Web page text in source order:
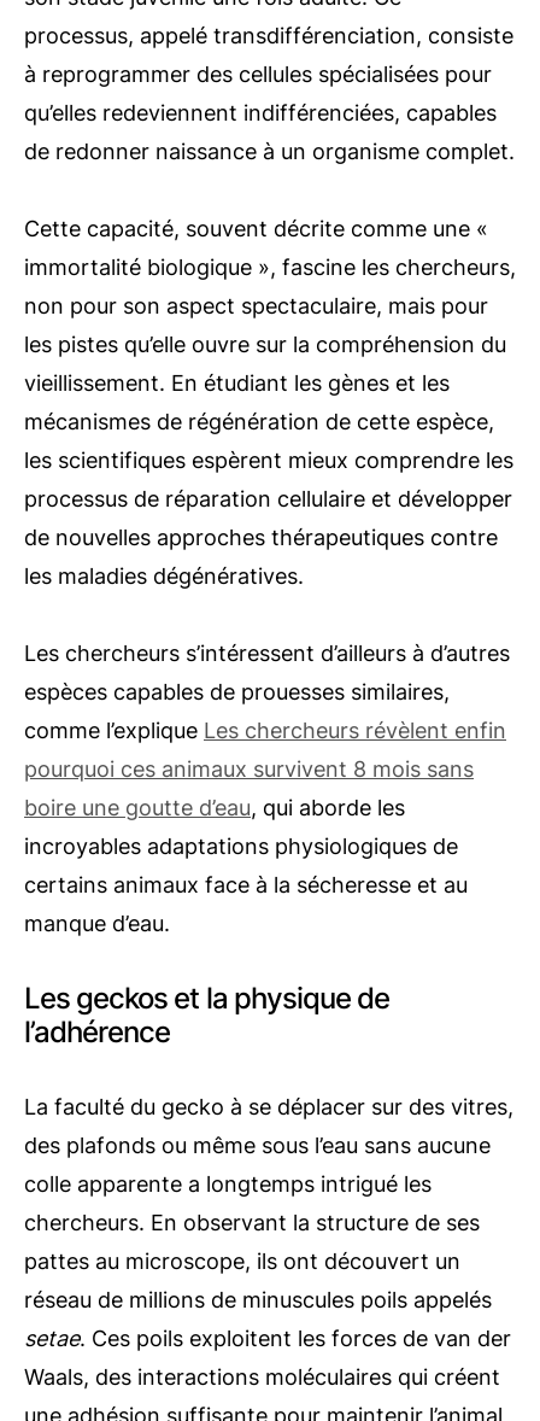
processus, appelé transdifférenciation, consiste
à reprogrammer des cellules spécialisées pour
qu’elles redeviennent indifférenciées, capables
de redonner naissance à un organisme complet.
Cette capacité, souvent décrite comme une «
immortalité biologique », fascine les chercheurs,
non pour son aspect spectaculaire, mais pour
les pistes qu’elle ouvre sur la compréhension du
vieillissement. En étudiant les gènes et les
mécanismes de régénération de cette espèce,
les scientifiques espèrent mieux comprendre les
processus de réparation cellulaire et développer
de nouvelles approches thérapeutiques contre
les maladies dégénératives.
Les chercheurs s’intéressent d’ailleurs à d’autres
espèces capables de prouesses similaires,
comme l’explique Les chercheurs révèlent enfin
pourquoi ces animaux survivent 8 mois sans
boire une goutte d’eau, qui aborde les
incroyables adaptations physiologiques de
certains animaux face à la sécheresse et au
manque d’eau.
Les geckos et la physique de
l’adhérence
La faculté du gecko à se déplacer sur des vitres,
des plafonds ou même sous l’eau sans aucune
colle apparente a longtemps intrigué les
chercheurs. En observant la structure de ses
pattes au microscope, ils ont découvert un
réseau de millions de minuscules poils appelés
setae. Ces poils exploitent les forces de van der
Waals, des interactions moléculaires qui créent
une adhésion suffisante pour maintenir l’animal